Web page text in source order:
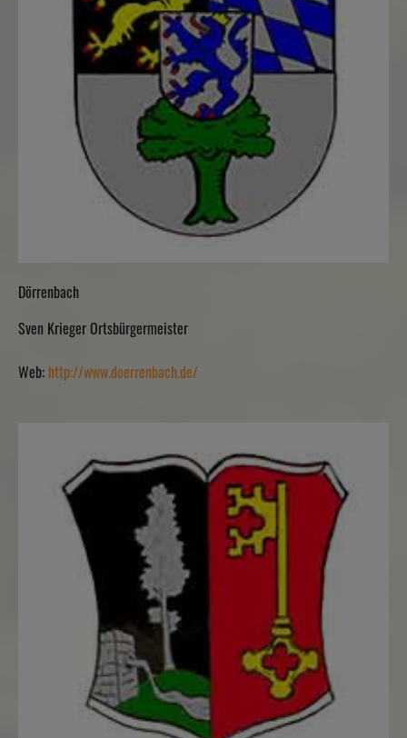
Dörrenbach
Sven Krieger Ortsbürgermeister
Web: http://www.doerrenbach.de/